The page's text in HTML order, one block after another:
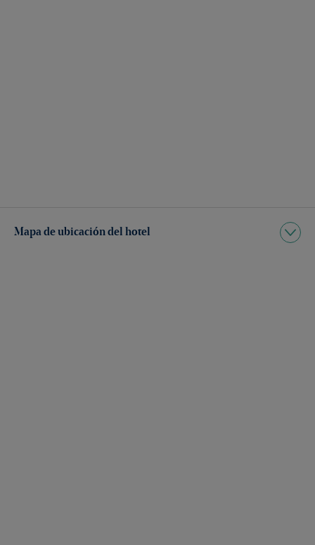
Mapa de ubicación del hotel